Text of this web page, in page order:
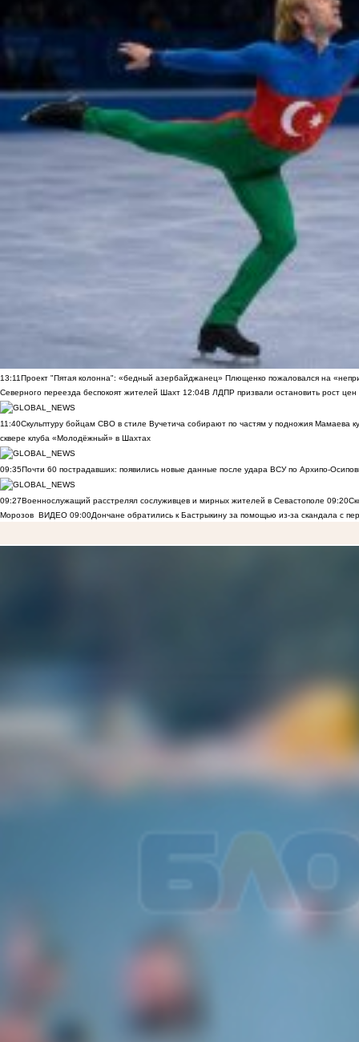
13:11Проект "Пятая колонна": «бедный азербайджанец» Плющенко пожаловался на
Северного переезда беспокоят жителей Шахт 12:04В ЛДПР призвали остановить рост цен
11:40Скульптуру бойцам СВО в стиле Вучетича собирают по частям у подножия Мамаева
сквере клуба «Молодёжный» в Шахтах
09:35Почти 60 пострадавших: появились новые данные после удара ВСУ по Архипо-
09:27Военнослужащий расстрелял сослуживцев и мирных жителей в Севастополе 09:20
Морозов ВИДЕО 09:00Дончане обратились к Бастрыкину за помощью из-за скандала с